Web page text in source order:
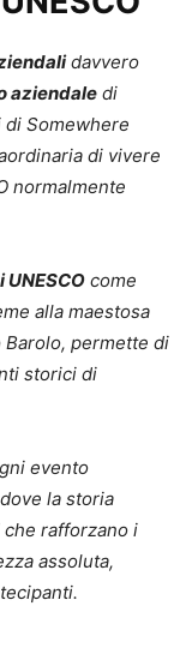
davvero
aziendale di
Somewhere
di vivere
normalmente
come
alla maestosa
Barolo, permette di
storici di
evento
la storia
rafforzano i
assoluta,